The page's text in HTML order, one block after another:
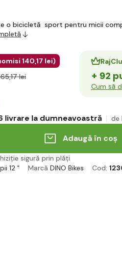
o bicicletă sport pentru micii
140,17 lei)
,17 lei + 92
Cum să
livrare la dumneavoastră
de
Adaugă în coș
sigură prin plăți
12 "
Marcă DINO Bikes Cod: